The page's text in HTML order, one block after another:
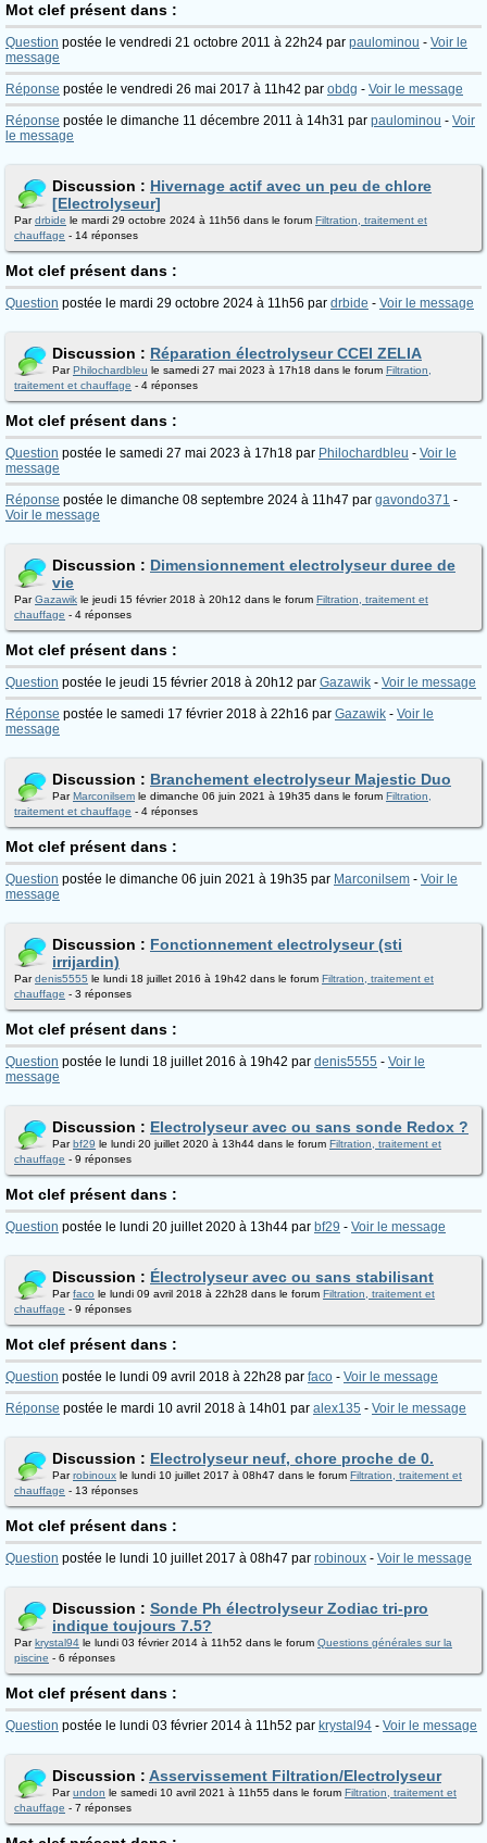
Mot clef présent dans :
Question postée le vendredi 21 octobre 2011 à 22h24 par paulominou - Voir le
message
Réponse postée le vendredi 26 mai 2017 à 11h42 par obdg - Voir le message
Réponse postée le dimanche 11 décembre 2011 à 14h31 par paulominou - Voir
le message
Discussion : Hivernage actif avec un peu de chlore
[Electrolyseur]
Pardrbide le mardi 29 octobre 2024 à 11h56 dans le forum Filtration, traitement et
chauffage - 14 réponses
Mot clef présent dans :
Question postée le mardi 29 octobre 2024 à 11h56 par drbide - Voir le message
Discussion : Réparation électrolyseur CCEI ZELIA
ParPhilochardbleu le samedi 27 mai 2023 à 17h18 dans le forum Filtration,
traitement et chauffage - 4 réponses
Mot clef présent dans :
Question postée le samedi 27 mai 2023 à 17h18 par Philochardbleu - Voir le
message
Réponse postée le dimanche 08 septembre 2024 à 11h47 par gavondo371 -
Voir le message
Discussion : Dimensionnement electrolyseur duree de
vie
ParGazawik le jeudi 15 février 2018 à 20h12 dans le forum Filtration, traitement et
chauffage - 4 réponses
Mot clef présent dans :
Question postée le jeudi 15 février 2018 à 20h12 par Gazawik - Voir le message
Réponse postée le samedi 17 février 2018 à 22h16 par Gazawik - Voir le
message
Discussion : Branchement electrolyseur Majestic Duo
ParMarconilsem le dimanche 06 juin 2021 à 19h35 dans le forum Filtration,
traitement et chauffage - 4 réponses
Mot clef présent dans :
Question postée le dimanche 06 juin 2021 à 19h35 par Marconilsem - Voir le
message
Discussion : Fonctionnement electrolyseur (sti
irrijardin)
Pardenis5555 le lundi 18 juillet 2016 à 19h42 dans le forum Filtration, traitement et
chauffage - 3 réponses
Mot clef présent dans :
Question postée le lundi 18 juillet 2016 à 19h42 par denis5555 - Voir le
message
Discussion : Electrolyseur avec ou sans sonde Redox ?
Parbf29 le lundi 20 juillet 2020 à 13h44 dans le forum Filtration, traitement et
chauffage - 9 réponses
Mot clef présent dans :
Question postée le lundi 20 juillet 2020 à 13h44 par bf29 - Voir le message
Discussion : Électrolyseur avec ou sans stabilisant
Parfaco le lundi 09 avril 2018 à 22h28 dans le forum Filtration, traitement et
chauffage - 9 réponses
Mot clef présent dans :
Question postée le lundi 09 avril 2018 à 22h28 par faco - Voir le message
Réponse postée le mardi 10 avril 2018 à 14h01 par alex135 - Voir le message
Discussion : Electrolyseur neuf, chore proche de 0.
Parrobinoux le lundi 10 juillet 2017 à 08h47 dans le forum Filtration, traitement et
chauffage - 13 réponses
Mot clef présent dans :
Question postée le lundi 10 juillet 2017 à 08h47 par robinoux - Voir le message
Discussion : Sonde Ph électrolyseur Zodiac tri-pro
indique toujours 7.5?
Parkrystal94 le lundi 03 février 2014 à 11h52 dans le forum Questions générales sur la
piscine - 6 réponses
Mot clef présent dans :
Question postée le lundi 03 février 2014 à 11h52 par krystal94 - Voir le message
Discussion : Asservissement Filtration/Electrolyseur
Parundon le samedi 10 avril 2021 à 11h55 dans le forum Filtration, traitement et
chauffage - 7 réponses